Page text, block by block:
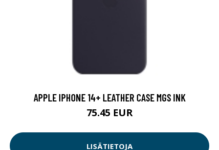
APPLE IPHONE 14+ LEATHER CASE MGS INK
75.45 EUR
LISÄTIETOJA